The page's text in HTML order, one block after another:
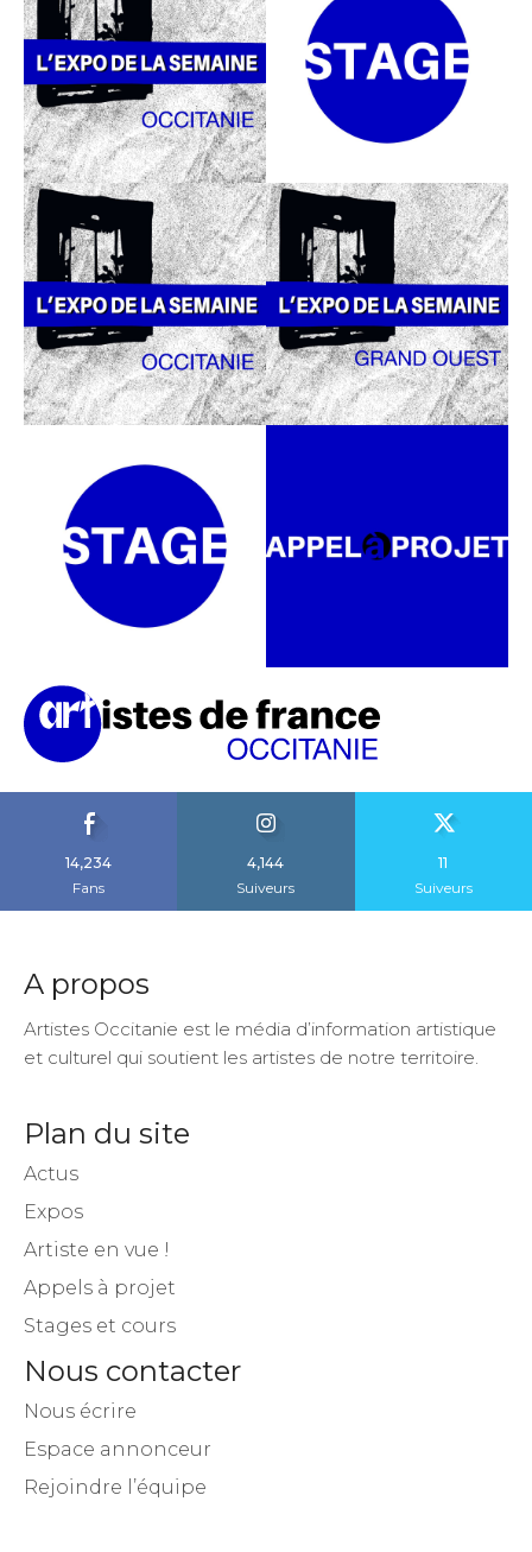
14,234
Fans
4,144
Suiveurs
11
Suiveurs
A propos
Artistes Occitanie est le média d’information artistique
et culturel qui soutient les artistes de notre territoire.
Plan du site
Actus
Expos
Artiste en vue !
Appels à projet
Stages et cours
Nous contacter
Nous écrire
Espace annonceur
Rejoindre l’équipe